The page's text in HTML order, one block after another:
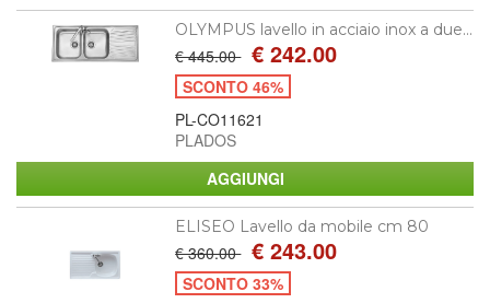
OLYMPUS lavello in acciaio inox a due...
€ 445.00 € 242.00
SCONTO 46%
PL-CO11621
PLADOS
ELISEO Lavello da mobile cm 80
€ 360.00 € 243.00
SCONTO 33%